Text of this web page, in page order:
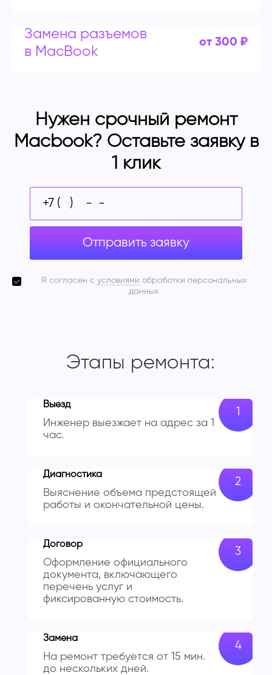
Замена разъемов
в MacBook
от 300 ₽
Нужен срочный ремонт
Macbook? Оставьте заявку в
1 клик
Отправить заявку
Я согласен с условиями обработки персональных
данных
Этапы ремонта:
Выезд
Инженер выезжает на адрес за 1
час.
Диагностика
Выяснение объема предстоящей
работы и окончательной цены.
Договор
Оформление официального
документа, включающего
перечень услуг и
фиксированную стоимость.
Замена
На ремонт требуется от 15 мин.
до нескольких дней.